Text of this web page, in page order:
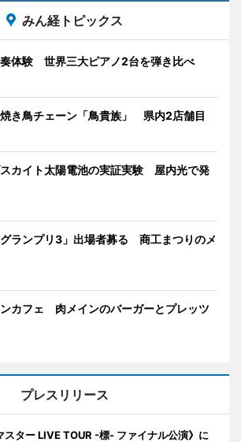
みん経トピックス
体験 世界三大ピアノ2台を弾き比べ
き鳥チェーン「鳥貴族」 県内2店舗目
カイト太陽電池の実証実験 屋内光で発
ランプリ3」出場者募る 商工まつりのメ
カフェ 肉メインのバーガーとプレッツ
プレスリリース
スター LIVE TOUR -標- ファイナル公演》に